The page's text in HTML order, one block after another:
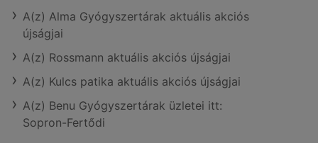
A(z) Alma Gyógyszertárak aktuális akciós
újságjai
A(z) Rossmann aktuális akciós újságjai
A(z) Kulcs patika aktuális akciós újságjai
A(z) Benu Gyógyszertárak üzletei itt:
Sopron-Fertődi